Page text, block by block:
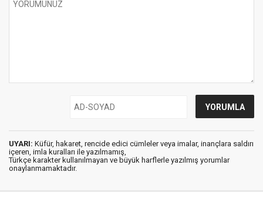
UYARI: Küfür, hakaret, rencide edici cümleler veya imalar, inançlara saldırı
içeren, imla kuralları ile yazılmamış,
Türkçe karakter kullanılmayan ve büyük harflerle yazılmış yorumlar
onaylanmamaktadır.